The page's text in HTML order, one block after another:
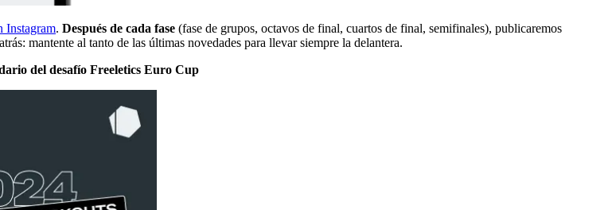
Instagram. Después de cada fase (fase de grupos, octavos de final, cuartos de final, semifinales), publicaremos
mantente al tanto de las últimas novedades para llevar siempre la delantera.
del desafío Freeletics Euro Cup